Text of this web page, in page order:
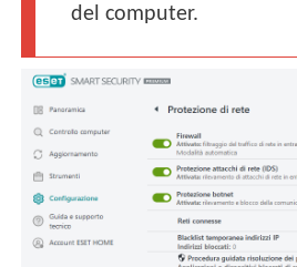
del computer.